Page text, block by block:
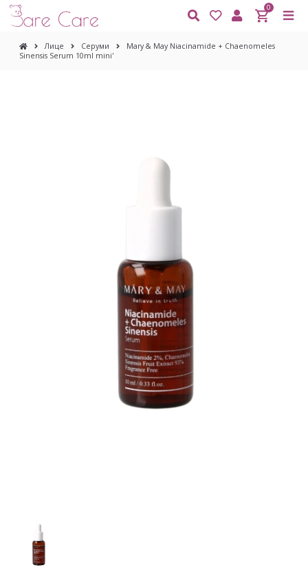
0
Лице Серуми
Mary & May Niacinamide + Chaenomeles
Sinensis Serum 10ml mini'